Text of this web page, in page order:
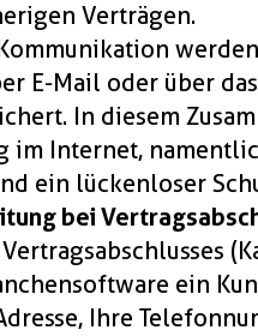
Verträgen.
E-Mail oder über
In diesem
im Internet,
ein lückenloser
bei
ein
Ihre